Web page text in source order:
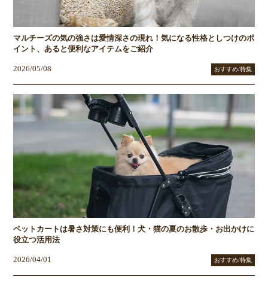
マルチーズの気の強さは愛情深さの現れ！気になる性格としつけのポ
イント、あると便利なアイテムをご紹介
2026/05/08 おすすめ/特集
ペットカートは暑さ対策にも便利！犬・猫の夏のお散歩・お出かけに
役立つ活用法
2026/04/01 おすすめ/特集